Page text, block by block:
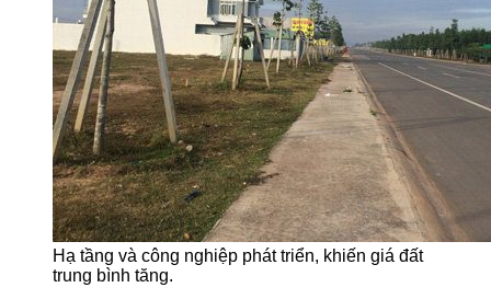
Hạ tầng và công nghiệp phát triển, khiến giá đất
trung bình tăng.